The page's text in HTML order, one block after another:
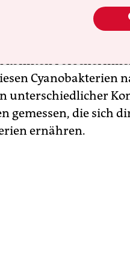
werden, ist
konnten
Cyanobakterien
unterschiedlicher
gemessen, die sich
ernähren.